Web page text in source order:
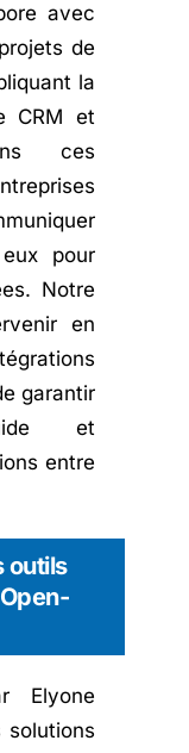
avec
de
la
CRM et
ces
pour
Notre
en
garantir
et
entre
outils
Elyone
solutions